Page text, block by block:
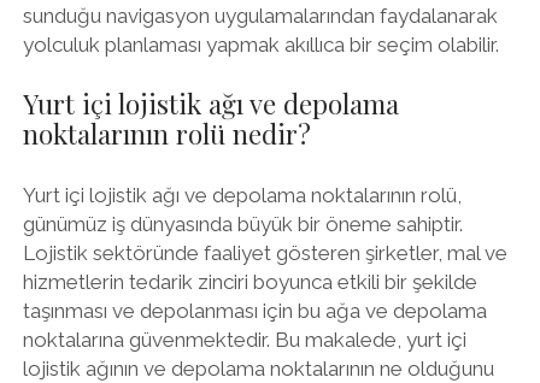
sunduğu navigasyon uygulamalarından faydalanarak
yolculuk planlaması yapmak akıllıca bir seçim olabilir.
Yurt içi lojistik ağı ve depolama
noktalarının rolü nedir?
Yurt içi lojistik ağı ve depolama noktalarının rolü,
günümüz iş dünyasında büyük bir öneme sahiptir.
Lojistik sektöründe faaliyet gösteren şirketler, mal ve
hizmetlerin tedarik zinciri boyunca etkili bir şekilde
taşınması ve depolanması için bu ağa ve depolama
noktalarına güvenmektedir. Bu makalede, yurt içi
lojistik ağının ve depolama noktalarının ne olduğunu